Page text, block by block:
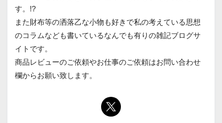
す。!?
また財布等の洒落乙な小物も好きで私の考えている思想
のコラムなども書いているなんでも有りの雑記ブログサ
イトです。
商品レビューのご依頼やお仕事のご依頼はお問い合わせ
欄からお願い致します。